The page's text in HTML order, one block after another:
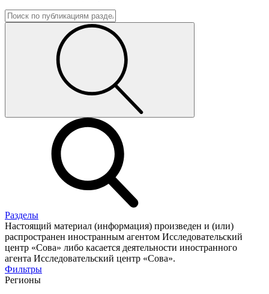
Разделы
Настоящий материал (информация) произведен и (или)
распространен иностранным агентом Исследовательский
центр «Сова» либо касается деятельности иностранного
агента Исследовательский центр «Сова».
Фильтры
Регионы